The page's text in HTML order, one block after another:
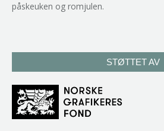
påskeuken og romjulen.
STØTTET AV